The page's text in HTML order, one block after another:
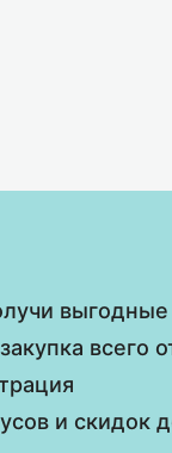
выгодные
всего
и скидок